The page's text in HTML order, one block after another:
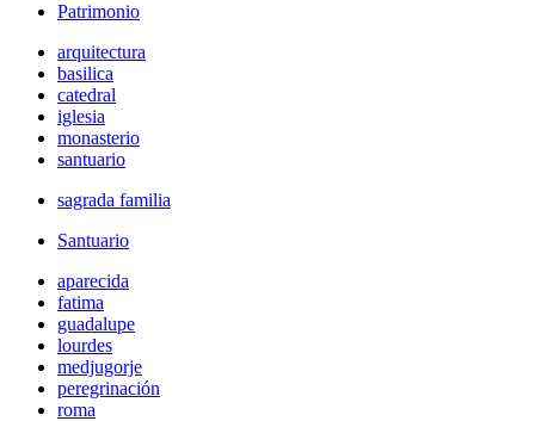
Patrimonio
arquitectura
basilica
catedral
iglesia
monasterio
santuario
sagrada familia
Santuario
aparecida
fatima
guadalupe
lourdes
medjugorje
peregrinación
roma